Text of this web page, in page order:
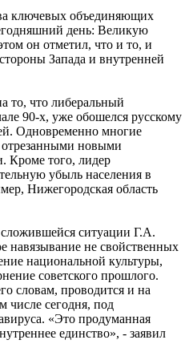
ключевых объединяющих
день: Великую
он отметил, что и то, и
Запада и внутренней
то, что либеральный
90-х, уже обошелся русскому
Одновременно многие
отрезанными новыми
Кроме того, лидер
убыль населения в
Нижегородская область
ситуации Г.А.
навязывание не свойственных
национальной культуры,
советского прошлого.
словам, проводится и на
числе сегодня, под
«Это продуманная
единство», - заявил